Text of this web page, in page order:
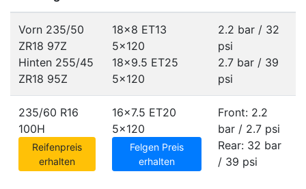
Vorn 235/50
ZR18 97Z
Hinten 255/45
ZR18 95Z
18x8 ET13
5x120
18x9.5 ET25
5x120
2.2 bar / 32
psi
2.7 bar / 39
psi
235/60 R16
100H
Reifenpreis
erhalten
16x7.5 ET20
5x120
Felgen Preis
erhalten
Front: 2.2
bar / 2.7 psi
Rear: 32 bar
/ 39 psi